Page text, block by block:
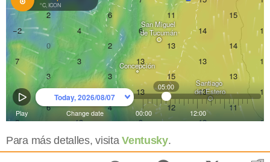
Para más detalles, visitaVentusky.